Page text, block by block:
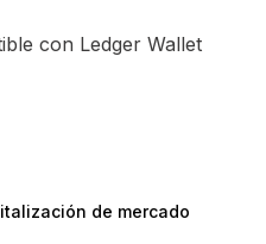
con Ledger Wallet
de mercado